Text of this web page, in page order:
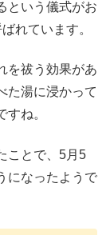
という儀式がお
れています。
を祓う効果があ
た湯に浸かって
ね。
ことで、5月5
になったようで